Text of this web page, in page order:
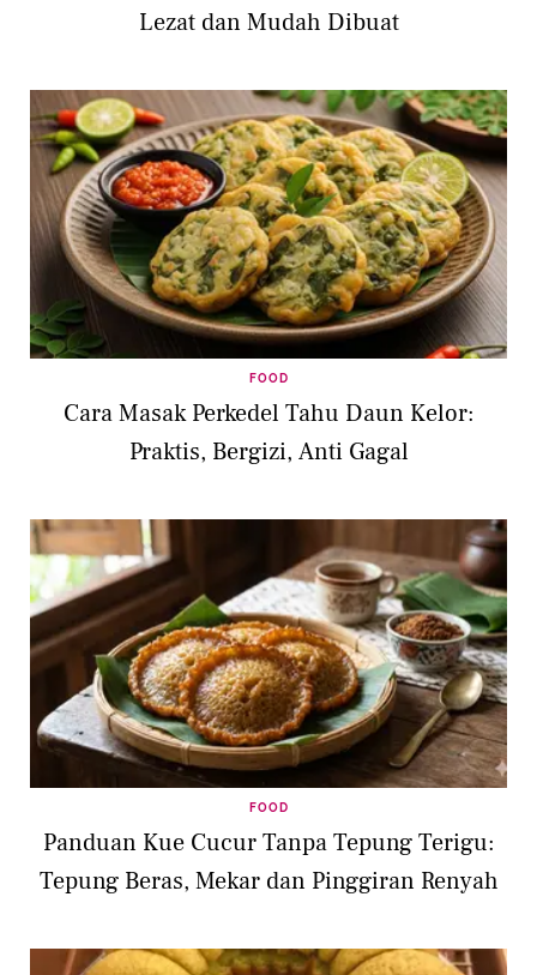
Lezat dan Mudah Dibuat
FOOD
Cara Masak Perkedel Tahu Daun Kelor:
Praktis, Bergizi, Anti Gagal
FOOD
Panduan Kue Cucur Tanpa Tepung Terigu:
Tepung Beras, Mekar dan Pinggiran Renyah